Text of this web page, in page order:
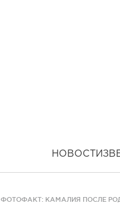
НОВОСТИ
ФОТОФАКТ: КАМАЛИЯ ПОСЛЕ